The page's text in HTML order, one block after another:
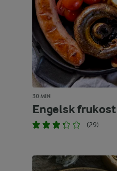
30 MIN
Engelsk frukost
(29)